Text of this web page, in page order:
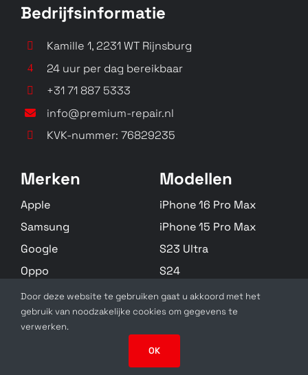
2760 Flip
2760
C-21 C21
Bedrijfsinformatie
Kamille 1, 2231 WT Rijnsburg
24 uur per dag bereikbaar
+31 71 887 5333
info@premium-repair.nl
KVK-nummer: 76829235
Merken
Apple
Samsung
Google
Oppo
Huawei
Zebra
Modellen
iPhone 16 Pro Max
iPhone 15 Pro Max
S23 Ultra
S24
S22 Plus
Alle Modellen
SolidSlick Web Design 2025 ©
Door deze website te gebruiken gaat u akkoord met het
gebruik van noodzakelijke cookies om gegevens te
verwerken.
OK